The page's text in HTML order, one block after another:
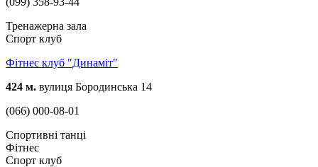
Тренажерна зала
Спорт клуб
Фітнес клуб "Динаміт"
424 м. вулиця Бородинська 14
(066) 000-08-01
Спортивні танці
Фітнес
Спорт клуб